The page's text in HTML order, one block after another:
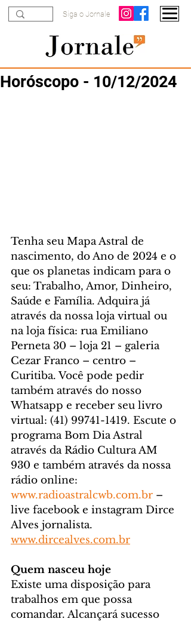
Siga o Jornale
Horóscopo - 10/12/2024
Tenha seu Mapa Astral de
nascimento, do Ano de 2024 e o
que os planetas indicam para o
seu: Trabalho, Amor, Dinheiro,
Saúde e Família. Adquira já
através da nossa loja virtual ou
na loja física: rua Emiliano
Perneta 30 – loja 21 – galeria
Cezar Franco – centro –
Curitiba. Você pode pedir
também através do nosso
Whatsapp e receber seu livro
virtual: (41) 99741-1419. Escute o
programa Bom Dia Astral
através da Rádio Cultura AM
930 e também através da nossa
rádio online:
www.radioastralcwb.com.br –
live facebook e instagram Dirce
Alves jornalista.
www.dircealves.com.br
Quem nasceu hoje
Existe uma disposição para
trabalhos em que possa
comandar. Alcançará sucesso